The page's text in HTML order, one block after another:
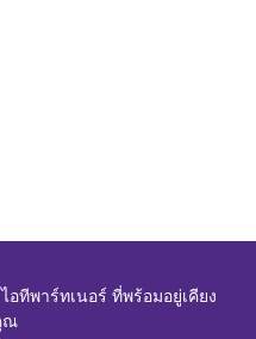
อทีพาร์ทเนอร์ ที่พร้อมอยู่เคียง
ณ